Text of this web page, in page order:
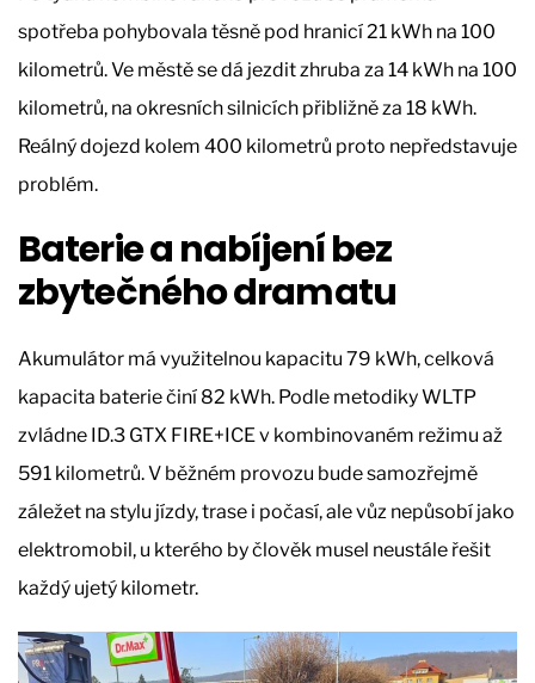
spotřeba pohybovala těsně pod hranicí 21 kWh na 100
kilometrů. Ve městě se dá jezdit zhruba za 14 kWh na 100
kilometrů, na okresních silnicích přibližně za 18 kWh.
Reálný dojezd kolem 400 kilometrů proto nepředstavuje
problém.
Baterie a nabíjení bez
zbytečného dramatu
Akumulátor má využitelnou kapacitu 79 kWh, celková
kapacita baterie činí 82 kWh. Podle metodiky WLTP
zvládne ID.3 GTX FIRE+ICE v kombinovaném režimu až
591 kilometrů. V běžném provozu bude samozřejmě
záležet na stylu jízdy, trase i počasí, ale vůz nepůsobí jako
elektromobil, u kterého by člověk musel neustále řešit
každý ujetý kilometr.